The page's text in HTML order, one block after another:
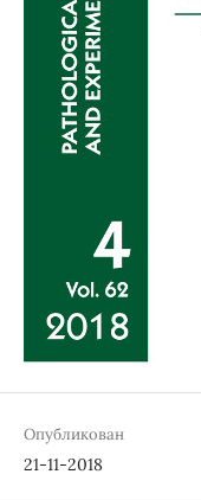
Опубликован
21-11-2018